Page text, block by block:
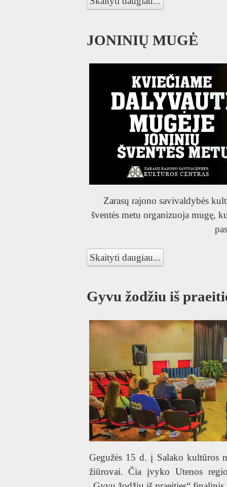
JONINIŲ MUGĖ
Zarasų rajono savivaldybės
šventės metu organizuoja mugę,
Skaityti daugiau...
Gyvu žodžiu iš
Gegužės 15 d. į Salako kultūros
žiūrovai. Čia įvyko Utenos